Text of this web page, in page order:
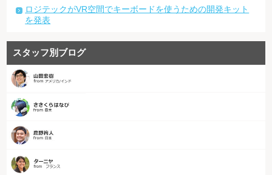
ロジテックがVR空間でキーボードを使うための開発キット
を発表
スタッフ別ブログ